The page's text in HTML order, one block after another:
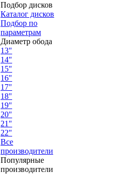
Подбор дисков
Каталог дисков
Подбор по
параметрам
Диаметр обода
13"
14"
15"
16"
17"
18"
19"
20"
21"
22"
Все
производители
Популярные
производители